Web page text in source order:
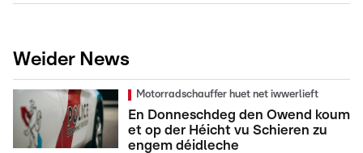
Weider News
Motorradschauffer huet net iwwerlieft
En Donneschdeg den Owend koum
et op der Héicht vu Schieren zu
engem déidleche